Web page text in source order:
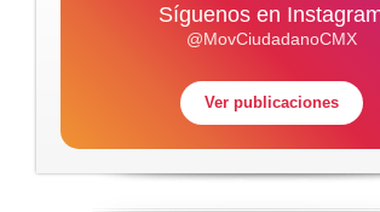
Síguenos en
@MovCiudadanoCMX
Ver publicaciones